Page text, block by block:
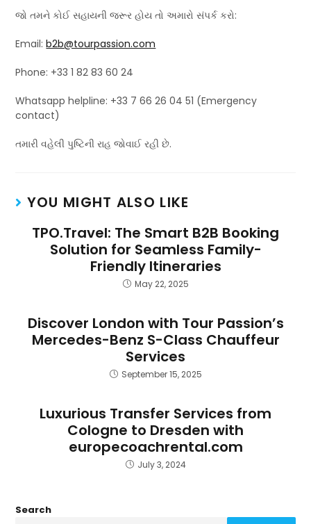
જો તમને કોઈ સહાયની જરૂર હોય તો અમારો સંપર્ક કરો:
Email:b2b@tourpassion.com
Phone: +33 1 82 83 60 24
Whatsapp helpline: +33 7 66 26 04 51 (Emergency
contact)
તમારી વહેલી પુષ્ટિની રાહ જોવાઈ રહી છે.
YOU MIGHT ALSO LIKE
TPO.Travel: The Smart B2B Booking
Solution for Seamless Family-
Friendly Itineraries
May 22, 2025
Discover London with Tour Passion’s
Mercedes-Benz S-Class Chauffeur
Services
September 15, 2025
Luxurious Transfer Services from
Cologne to Dresden with
europecoachrental.com
July 3, 2024
Search